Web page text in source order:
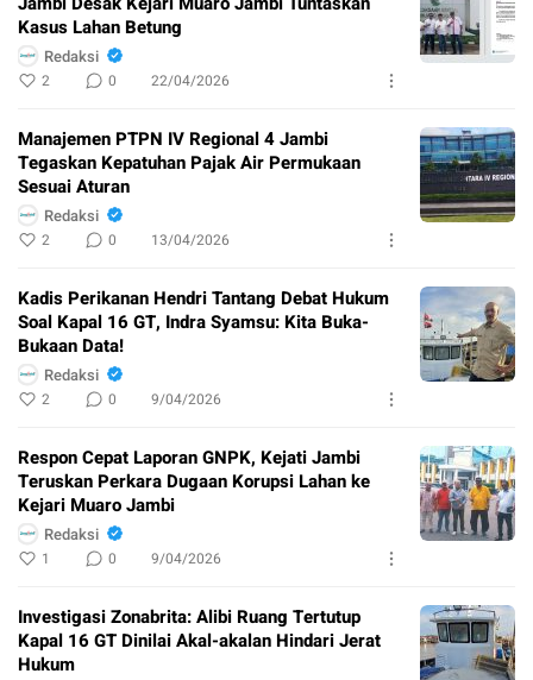
Kasus Lahan Betung
Redaksi
2 0 22/04/2026
Manajemen PTPN IV Regional 4 Jambi
Tegaskan Kepatuhan Pajak Air Permukaan
Sesuai Aturan
Redaksi
2 0 13/04/2026
Kadis Perikanan Hendri Tantang Debat Hukum
Soal Kapal 16 GT, Indra Syamsu: Kita Buka-
Bukaan Data!
Redaksi
2 0 9/04/2026
Respon Cepat Laporan GNPK, Kejati Jambi
Teruskan Perkara Dugaan Korupsi Lahan ke
Kejari Muaro Jambi
Redaksi
1 0 9/04/2026
Investigasi Zonabrita: Alibi Ruang Tertutup
Kapal 16 GT Dinilai Akal-akalan Hindari Jerat
Hukum